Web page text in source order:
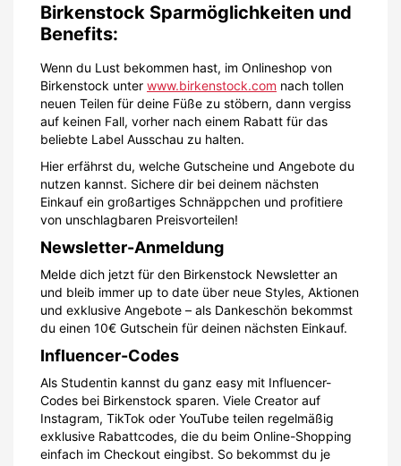
Birkenstock Sparmöglichkeiten und
Benefits:
Wenn du Lust bekommen hast, im Onlineshop von
Birkenstock unter www.birkenstock.com nach tollen
neuen Teilen für deine Füße zu stöbern, dann vergiss
auf keinen Fall, vorher nach einem Rabatt für das
beliebte Label Ausschau zu halten.
Hier erfährst du, welche Gutscheine und Angebote du
nutzen kannst. Sichere dir bei deinem nächsten
Einkauf ein großartiges Schnäppchen und profitiere
von unschlagbaren Preisvorteilen!
Newsletter-Anmeldung
Melde dich jetzt für den Birkenstock Newsletter an
und bleib immer up to date über neue Styles, Aktionen
und exklusive Angebote – als Dankeschön bekommst
du einen 10€ Gutschein für deinen nächsten Einkauf.
Influencer-Codes
Als Studentin kannst du ganz easy mit Influencer-
Codes bei Birkenstock sparen. Viele Creator auf
Instagram, TikTok oder YouTube teilen regelmäßig
exklusive Rabattcodes, die du beim Online-Shopping
einfach im Checkout eingibst. So bekommst du je